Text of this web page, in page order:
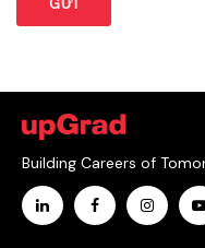
Building Careers of